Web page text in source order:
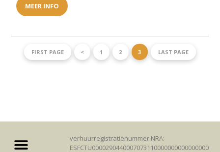
MEER INFO
FIRST PAGE < 1 2 3 LAST PAGE
verhuurregistratienummer NRA:
ESFCTU0000290440007073110000000000000000